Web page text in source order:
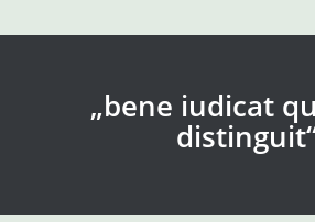
„bene iudicat